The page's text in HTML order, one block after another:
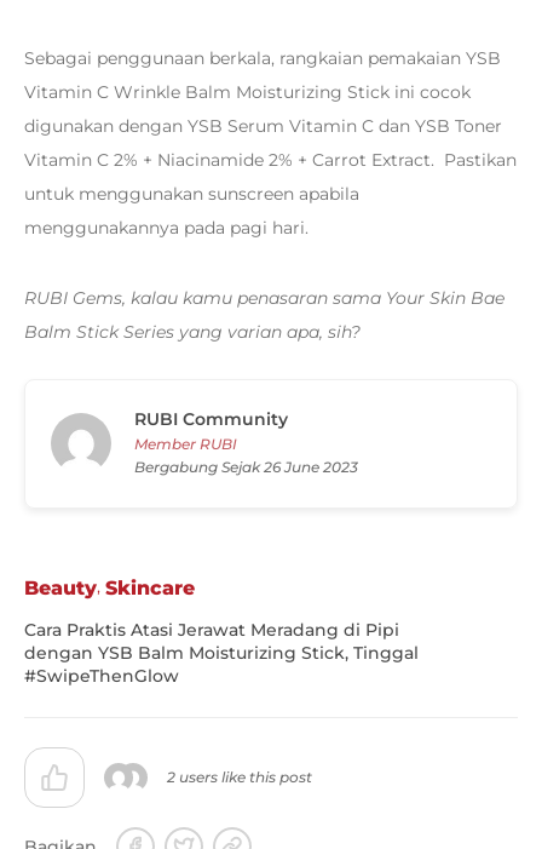
Sebagai penggunaan berkala, rangkaian pemakaian YSB
Vitamin C Wrinkle Balm Moisturizing Stick ini cocok
digunakan dengan YSB Serum Vitamin C dan YSB Toner
Vitamin C 2% + Niacinamide 2% + Carrot Extract. Pastikan
untuk menggunakan sunscreen apabila
menggunakannya pada pagi hari.
RUBI Gems, kalau kamu penasaran sama Your Skin Bae
Balm Stick Series yang varian apa, sih?
RUBI Community
Member RUBI
Bergabung Sejak 26 June 2023
Beauty, Skincare
Cara Praktis Atasi Jerawat Meradang di Pipi
dengan YSB Balm Moisturizing Stick, Tinggal
#SwipeThenGlow
2 users like this post